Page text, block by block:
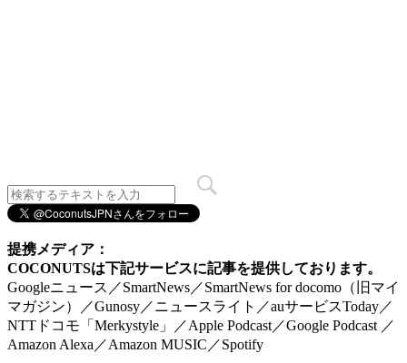
提携メディア：
COCONUTSは下記サービスに記事を提供しております。
Googleニュース／SmartNews／SmartNews for docomo（旧マイ
マガジン）／Gunosy／ニュースライト／auサービスToday／
NTTドコモ「Merkystyle」／Apple Podcast／Google Podcast ／
Amazon Alexa／Amazon MUSIC／Spotify